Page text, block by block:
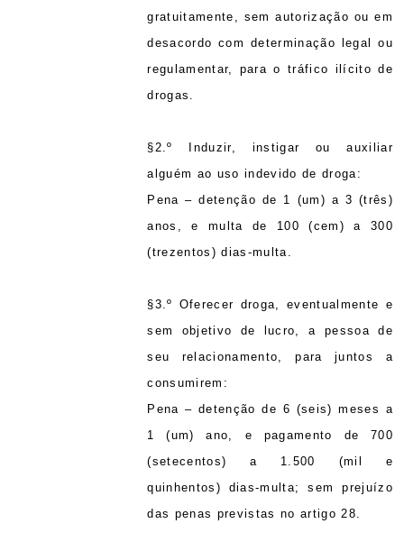
gratuitamente, sem autorização ou em
desacordo com determinação legal ou
regulamentar, para o tráfico ilícito de
drogas.
§2.º Induzir, instigar ou auxiliar
alguém ao uso indevido de droga:
Pena – detenção de 1 (um) a 3 (três)
anos, e multa de 100 (cem) a 300
(trezentos) dias-multa.
§3.º Oferecer droga, eventualmente e
sem objetivo de lucro, a pessoa de
seu relacionamento, para juntos a
consumirem:
Pena – detenção de 6 (seis) meses a
1 (um) ano, e pagamento de 700
(setecentos) a 1.500 (mil e
quinhentos) dias-multa; sem prejuízo
das penas previstas no artigo 28.